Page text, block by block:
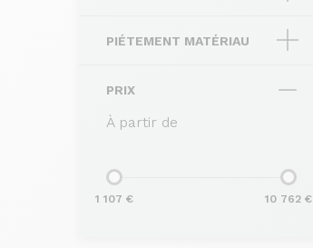
PIÉTEMENT MATÉRIAU
PRIX
À partir de
1 107 € 10 762 €